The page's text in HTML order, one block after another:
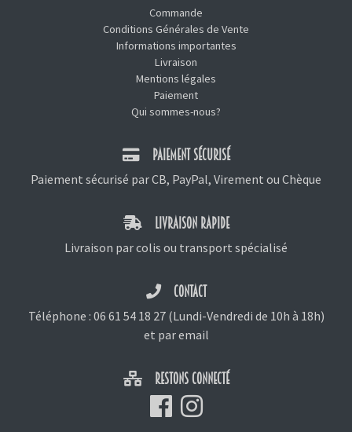
Commande
Conditions Générales de Vente
Informations importantes
Livraison
Mentions légales
Paiement
Qui sommes-nous?
PAIEMENT SÉCURISÉ
Paiement sécurisé par CB, PayPal, Virement ou Chèque
LIVRAISON RAPIDE
Livraison par colis ou transport spécialisé
CONTACT
Téléphone : 06 61 54 18 27(Lundi-Vendredi de 10h à 18h)
et par email
RESTONS CONNECTÉ